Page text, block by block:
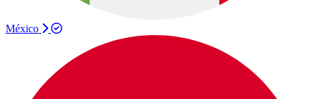
México